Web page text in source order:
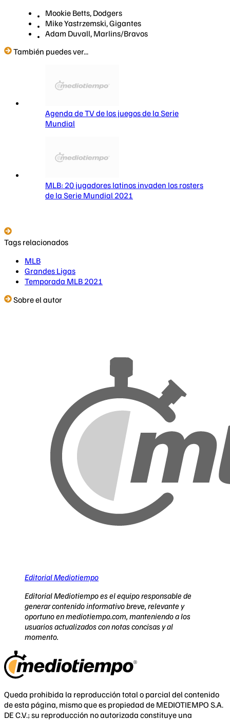
Mookie Betts, Dodgers
Mike Yastrzemski, Gigantes
Adam Duvall, Marlins/Bravos
También puedes ver...
Agenda de TV de los juegos de la Serie
Mundial
MLB: 20 jugadores latinos invaden los rosters
de la Serie Mundial 2021
Tags relacionados
MLB
Grandes Ligas
Temporada MLB 2021
Sobre el autor
Editorial Mediotiempo
Editorial Mediotiempo es el equipo responsable de
generar contenido informativo breve, relevante y
oportuno en mediotiempo.com, manteniendo a los
usuarios actualizados con notas concisas y al
momento.
Queda prohibida la reproducción total o parcial del contenido
de esta página, mismo que es propiedad de MEDIOTIEMPO S.A.
DE C.V.; su reproducción no autorizada constituye una